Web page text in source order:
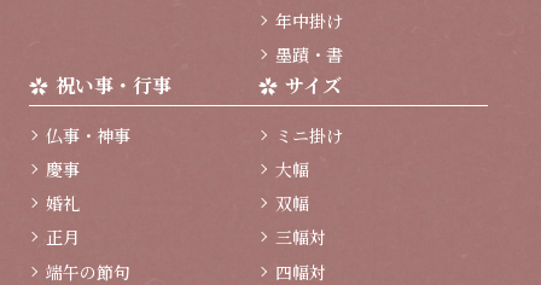
年中掛け
墨蹟・書
祝い事・行事
仏事・神事
慶事
婚礼
正月
端午の節句
サイズ
ミニ掛け
大幅
双幅
三幅対
四幅対